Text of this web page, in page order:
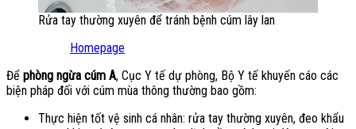
Rửa tay thường xuyên để tránh bệnh cúm lây lan
Homepage
Để phòng ngừa cúm A, Cục Y tế dự phòng, Bộ Y tế khuyến cáo các
biện pháp đối với cúm mùa thông thường bao gồm:
Thực hiện tốt vệ sinh cá nhân: rửa tay thường xuyên, đeo khẩu